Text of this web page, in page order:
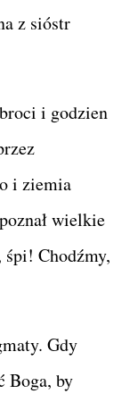
z sióstr
i godzien
i ziemia
wielkie
Chodźmy,
Gdy
Boga, by